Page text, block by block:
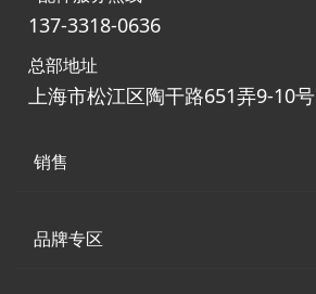
137-3318-0636
总部地址
上海市松江区陶干路651弄9-10号
销售
品牌专区